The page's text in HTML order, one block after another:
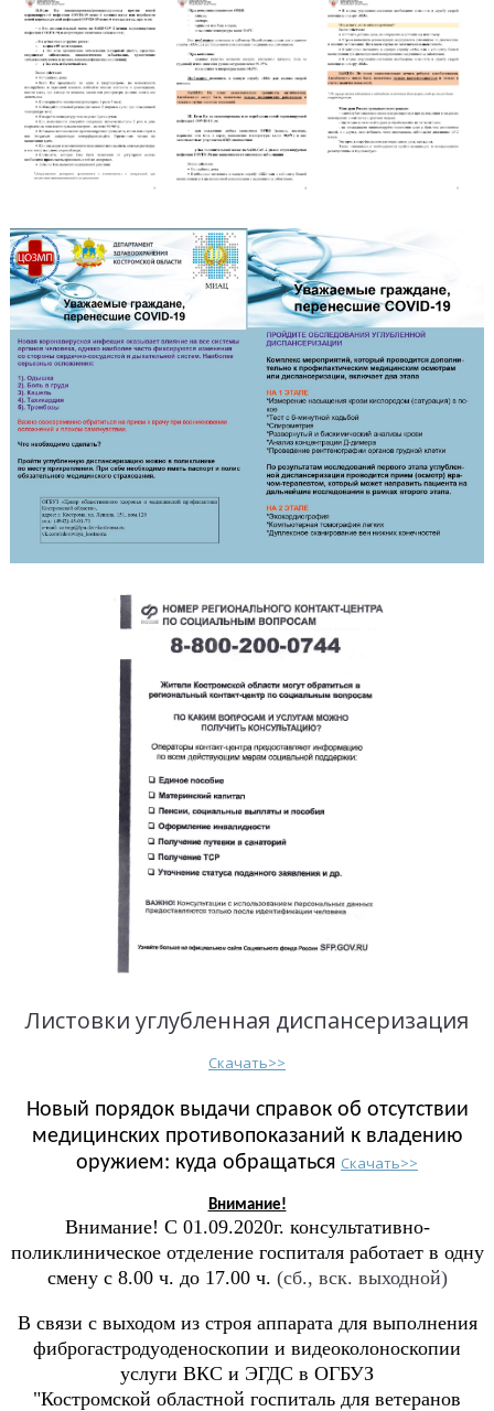
Листовки углубленная диспансеризация
Скачать>>
Новый порядок выдачи справок об отсутствии
медицинских противопоказаний к владению
оружием: куда обращаться Скачать>>
Внимание!
Внимание! С 01.09.2020г. консультативно-
поликлиническое отделение госпиталя работает в одну
смену с 8.00 ч. до 17.00 ч. (сб., вск. выходной)
В связи с выходом из строя аппарата для выполнения
фиброгастродуоденоскопии и видеоколоноскопии
услуги ВКС и ЭГДС в ОГБУЗ
"Костромской областной госпиталь для ветеранов